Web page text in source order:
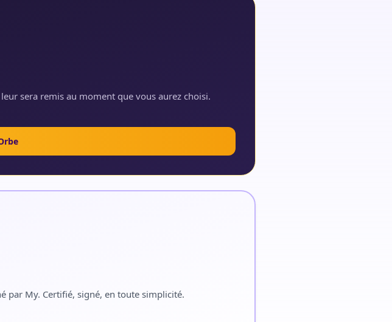
sera remis au moment que vous aurez choisi.
par My. Certifié, signé, en toute simplicité.